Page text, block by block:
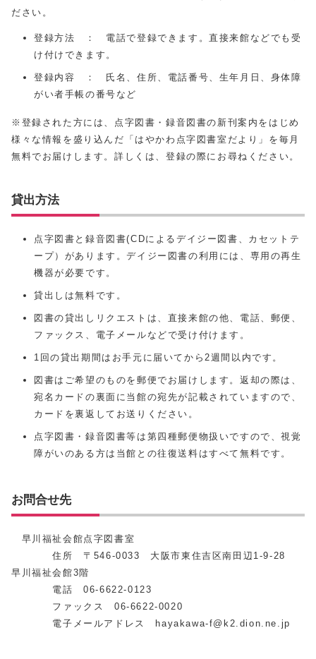
ださい。
登録方法 ： 電話で登録できます。直接来館などでも受
け付けできます。
登録内容 ： 氏名、住所、電話番号、生年月日、身体障
がい者手帳の番号など
※登録された方には、点字図書・録音図書の新刊案内をはじめ
様々な情報を盛り込んだ「はやかわ点字図書室だより」を毎月
無料でお届けします。詳しくは、登録の際にお尋ねください。
貸出方法
点字図書と録音図書(CDによるデイジー図書、カセットテ
ープ）があります。デイジー図書の利用には、専用の再生
機器が必要です。
貸出しは無料です。
図書の貸出しリクエストは、直接来館の他、電話、郵便、
ファックス、電子メールなどで受け付けます。
1回の貸出期間はお手元に届いてから2週間以内です。
図書はご希望のものを郵便でお届けします。返却の際は、
宛名カードの裏面に当館の宛先が記載されていますので、
カードを裏返してお送りください。
点字図書・録音図書等は第四種郵便物扱いですので、視覚
障がいのある方は当館との往復送料はすべて無料です。
お問合せ先
早川福祉会館点字図書室
住所 〒546-0033 大阪市東住吉区南田辺1-9-28
早川福祉会館3階
電話 06-6622-0123
ファックス 06-6622-0020
電子メールアドレス hayakawa-f@k2.dion.ne.jp